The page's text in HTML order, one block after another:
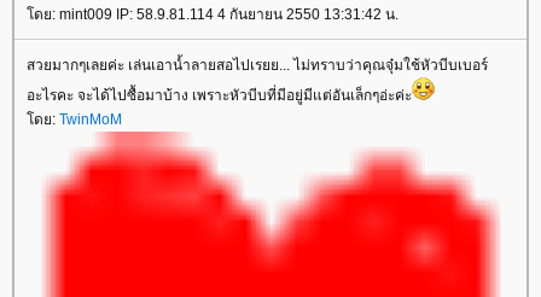
โดย: mint009 IP: 58.9.81.114 4 กันยายน 2550 13:31:42 น.
สวยมากๆเลยค่ะ เล่นเอาน้ำลายสอไปเรยย... ไม่ทราบว่าคุณจุ๋มใช้หัวบีบเบอร์
อะไรคะ จะได้ไปซื้อมาบ้าง เพราะหัวบีบที่มีอยู่มีแต่อันเล็กๆอ่ะค่ะ
โดย: TwinMoM